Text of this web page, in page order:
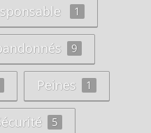
1
9
Peines 1
5